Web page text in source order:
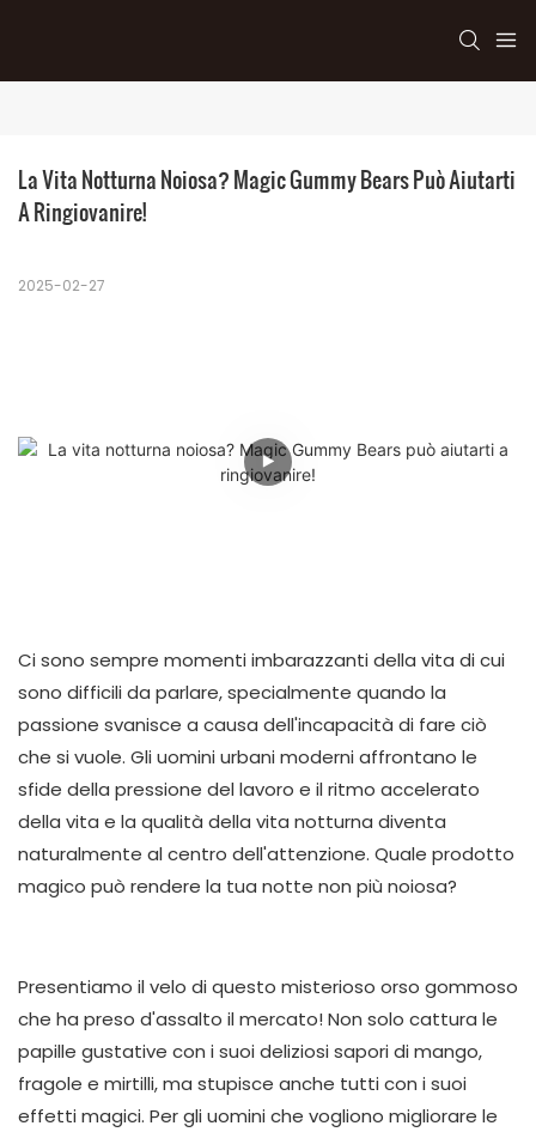
La Vita Notturna Noiosa? Magic Gummy Bears Può Aiutarti
A Ringiovanire!
2025-02-27
Ci sono sempre momenti imbarazzanti della vita di cui
sono difficili da parlare, specialmente quando la
passione svanisce a causa dell'incapacità di fare ciò
che si vuole. Gli uomini urbani moderni affrontano le
sfide della pressione del lavoro e il ritmo accelerato
della vita e la qualità della vita notturna diventa
naturalmente al centro dell'attenzione. Quale prodotto
magico può rendere la tua notte non più noiosa?
Presentiamo il velo di questo misterioso orso gommoso
che ha preso d'assalto il mercato! Non solo cattura le
papille gustative con i suoi deliziosi sapori di mango,
fragole e mirtilli, ma stupisce anche tutti con i suoi
effetti magici. Per gli uomini che vogliono migliorare le